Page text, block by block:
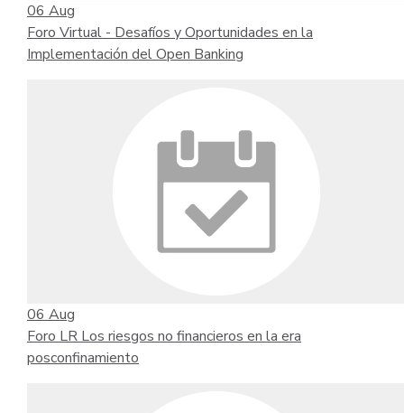
06 Aug
Foro Virtual - Desafíos y Oportunidades en la
Implementación del Open Banking
06 Aug
Foro LR Los riesgos no financieros en la era
posconfinamiento